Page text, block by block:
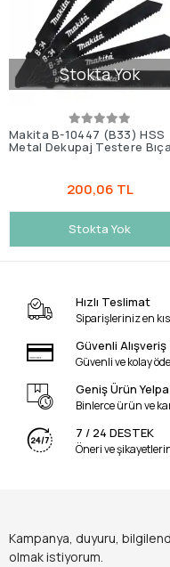
Stokta Yok
Makita B-10447 (B33) HSS
Metal Dekupaj Testere
200,06 TL
Stokta Yok
Hızlı Teslimat
Siparişleriniz en
Güvenli Alışveriş
Güvenli ve kolay
Geniş Ürün
Binlerce ürün ve
7 / 24 DESTEK
Öneri ve
Kampanya, duyuru,
olmak istiyorum.